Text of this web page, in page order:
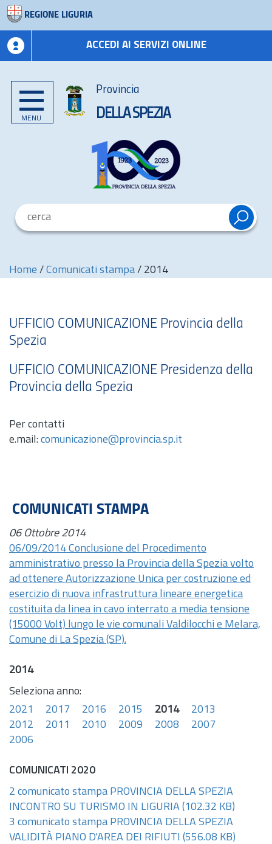
REGIONE LIGURIA
ACCEDI AI SERVIZI ONLINE
MENU
Provincia
DELLA SPEZIA
Home / Comunicati stampa / 2014
UFFICIO COMUNICAZIONE Provincia della
Spezia
UFFICIO COMUNICAZIONE Presidenza della
Provincia della Spezia
Per contatti
e.mail: comunicazione@provincia.sp.it
COMUNICATI STAMPA
06 Ottobre 2014
06/09/2014 Conclusione del Procedimento
amministrativo presso la Provincia della Spezia volto
ad ottenere Autorizzazione Unica per costruzione ed
esercizio di nuova infrastruttura lineare energetica
costituita da linea in cavo interrato a media tensione
(15000 Volt) lungo le vie comunali Valdilocchi e Melara,
Comune di La Spezia (SP).
2014
Seleziona anno:
2021
2017 2016 2015 2014
2013
2012
2011 2010 2009 2008
2007
2006
COMUNICATI 2020
2 comunicato stampa PROVINCIA DELLA SPEZIA
INCONTRO SU TURISMO IN LIGURIA (102.32 KB)
3 comunicato stampa PROVINCIA DELLA SPEZIA
VALIDITÀ PIANO D'AREA DEI RIFIUTI (556.08 KB)